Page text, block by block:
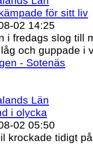
för sitt liv
02 14:25
i fredags slog till
och guppade i
- Sotenäs
Län
i olycka
02 05:50
krockade tidigt